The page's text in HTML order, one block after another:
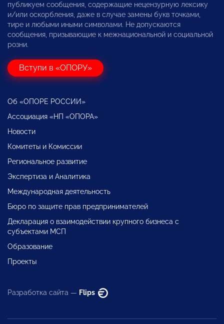
публикуем сообщения, содержащие нецензурную лексику
и/или оскорбления, даже в случае замены букв точками,
тире и любыми иными символами. Не допускаются
сообщения, призывающие к межнациональной и социальной
розни.
Вступи в «ОПОРУ»
Об «ОПОРЕ РОССИИ»
Ассоциация «НП «ОПОРА»
Новости
Комитеты и Комиссии
Региональное развитие
Экспертиза и Аналитика
Международная деятельность
Бюро по защите прав предпринимателей
Декларация о взаимодействии крупного бизнеса с
субъектами МСП
Образование
Проекты
Разработка сайта — Flips